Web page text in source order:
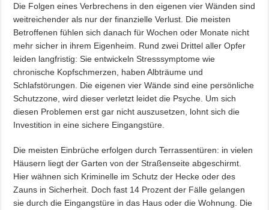
Die Folgen eines Verbrechens in den eigenen vier Wänden sind
weitreichender als nur der finanzielle Verlust. Die meisten
Betroffenen fühlen sich danach für Wochen oder Monate nicht
mehr sicher in ihrem Eigenheim. Rund zwei Drittel aller Opfer
leiden langfristig: Sie entwickeln Stresssymptome wie
chronische Kopfschmerzen, haben Albträume und
Schlafstörungen. Die eigenen vier Wände sind eine persönliche
Schutzzone, wird dieser verletzt leidet die Psyche. Um sich
diesen Problemen erst gar nicht auszusetzen, lohnt sich die
Investition in eine sichere Eingangstüre.
Die meisten Einbrüche erfolgen durch Terrassentüren: in vielen
Häusern liegt der Garten von der Straßenseite abgeschirmt.
Hier wähnen sich Kriminelle im Schutz der Hecke oder des
Zauns in Sicherheit. Doch fast 14 Prozent der Fälle gelangen
sie durch die Eingangstüre in das Haus oder die Wohnung. Die